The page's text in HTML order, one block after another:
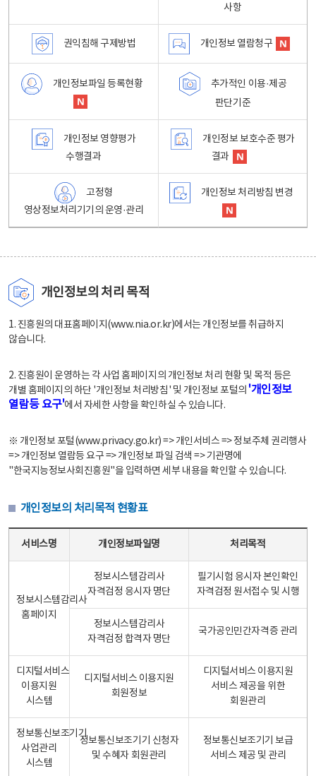
사항
권익침해 구제방법 개인정보 열람청구
개인정보파일 등록현황
추가적인 이용·제공
판단기준
개인정보 영향평가
수행결과
개인정보 보호수준 평가
결과
고정형
영상정보처리기기의 운영·관리
개인정보 처리방침 변경
개인정보의 처리 목적
1. 진흥원의 대표홈페이지(www.nia.or.kr)에서는 개인정보를 취급하지
않습니다.
2. 진흥원이 운영하는 각 사업 홈페이지의 개인정보 처리 현황 및 목적 등은
개별 홈페이지의 하단 '개인정보 처리방침' 및 개인정보 포털의 '개인정보
열람등 요구'에서 자세한 사항을 확인하실 수 있습니다.
※ 개인정보 포털(www.privacy.go.kr) => 개인서비스 => 정보주체 권리행사
=> 개인정보 열람등 요구 => 개인정보 파일 검색 => 기관명에
"한국지능정보사회진흥원"을 입력하면 세부 내용을 확인할 수 있습니다.
개인정보의 처리목적 현황표
서비스명 개인정보파일명 처리목적
정보시스템감리사
홈페이지
정보시스템감리사
자격검정 응시자 명단
필기시험 응시자 본인확인
자격검정 원서접수 및 시행
정보시스템감리사
자격검정 합격자 명단
국가공인민간자격증 관리
디지털서비스
이용지원
시스템
디지털서비스 이용지원
회원정보
디지털서비스 이용지원
서비스 제공을 위한
회원관리
정보통신보조기기
사업관리
시스템
정보통신보조기기 신청자
및 수혜자 회원관리
정보통신보조기기 보급
서비스 제공 및 관리